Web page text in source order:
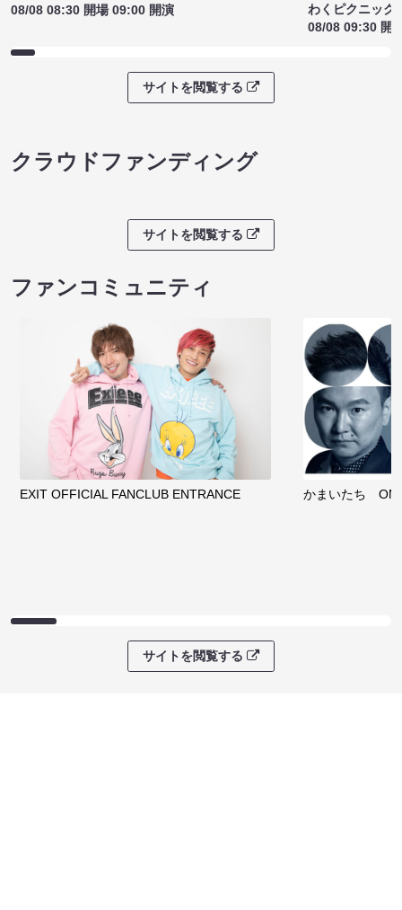
08/08 08:30 開場 09:00 開演
わくピクニック
08/08 09:30 開
サイトを閲覧する
クラウドファンディング
サイトを閲覧する
ファンコミュニティ
EXIT OFFICIAL FANCLUB ENTRANCE かまいたち
サイトを閲覧する